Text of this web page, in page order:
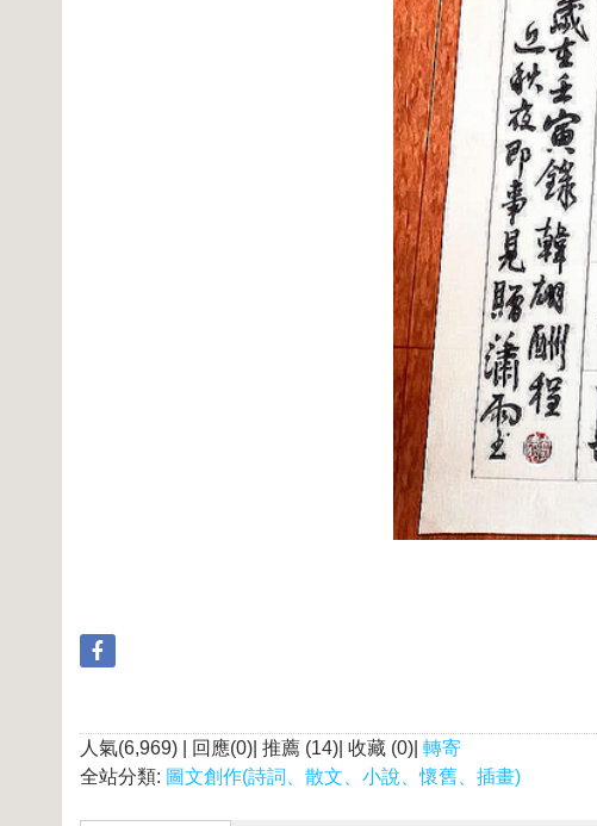
人氣(6,969) | 回應(0)| 推薦 (14)| 收藏 (0)| 轉寄
全站分類: 圖文創作(詩詞、散文、小說、懷舊、插畫)